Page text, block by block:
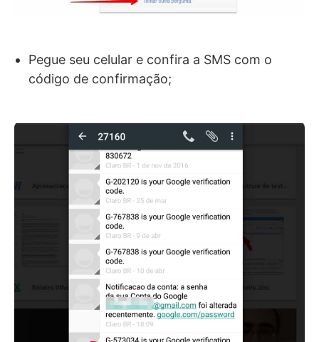
Pegue seu celular e confira a SMS com o
código de confirmação;